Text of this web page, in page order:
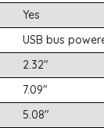
Yes
USB bus
2.32"
7.09"
5.08"